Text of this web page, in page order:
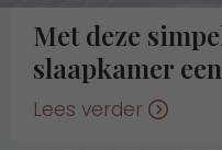
Met deze
slaapkamer
Lees verder